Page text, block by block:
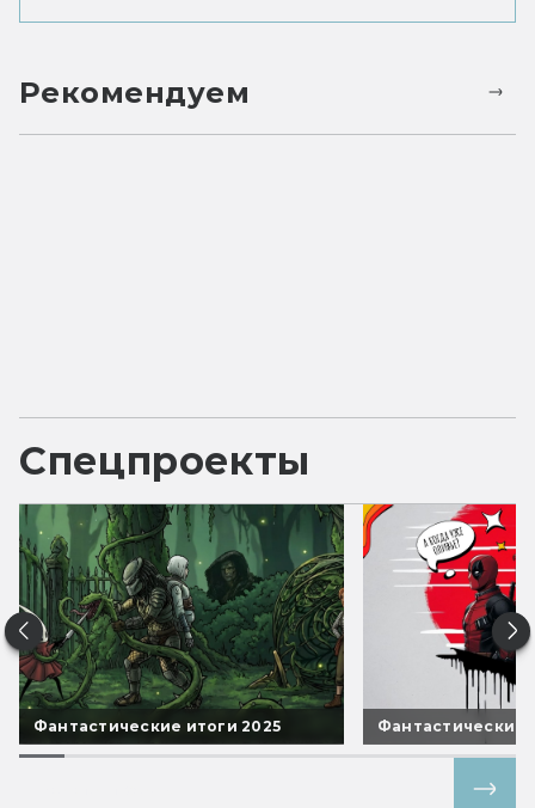
Рекомендуем
Спецпроекты
Фантастические итоги 2025 Фантастические